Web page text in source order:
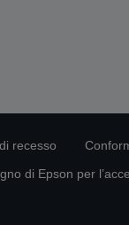
recesso
di Epson per